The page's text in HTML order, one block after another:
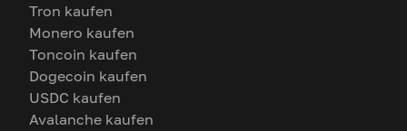
Tron kaufen
Monero kaufen
Toncoin kaufen
Dogecoin kaufen
USDC kaufen
Avalanche kaufen